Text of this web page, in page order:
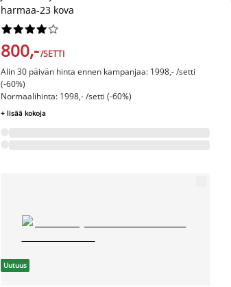
harmaa-23 kova






800,-/SETTI
Alin 30 päivän hinta ennen kampanjaa: 1998,- /setti
(-60%)
Normaalihinta: 1998,- /setti (-60%)
+ lisää kokoja
Uutuus